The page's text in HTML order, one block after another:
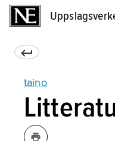
taino